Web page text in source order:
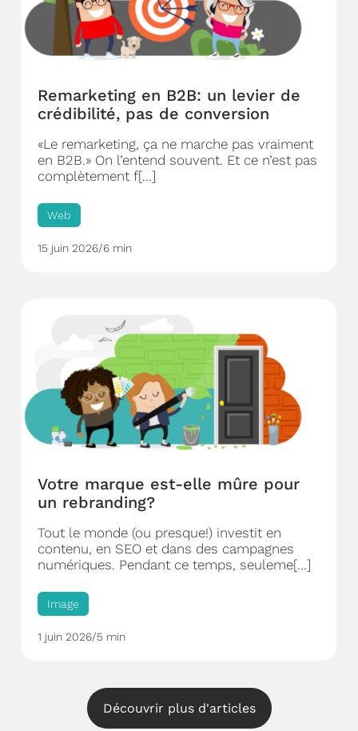
Remarketing en B2B: un levier de
crédibilité, pas de conversion
«Le remarketing, ça ne marche pas vraiment
en B2B.» On l’entend souvent. Et ce n’est pas
complètement f[...]
Web
15 juin 2026/6 min
Votre marque est-elle mûre pour
un rebranding?
Tout le monde (ou presque!) investit en
contenu, en SEO et dans des campagnes
numériques. Pendant ce temps, seuleme[...]
Image
1 juin 2026/5 min
Découvrir plus d'articles